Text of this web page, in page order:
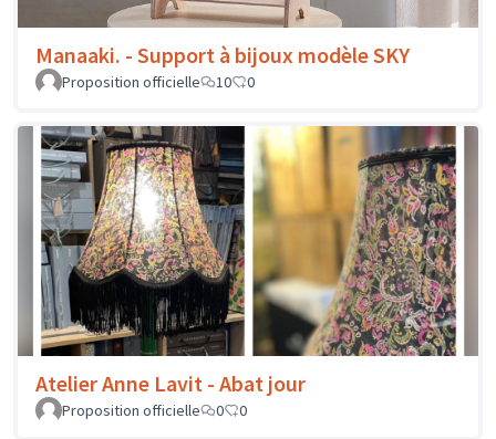
Manaaki. - Support à bijoux modèle SKY
Proposition officielle 10 0
Atelier Anne Lavit - Abat jour
Proposition officielle 0 0